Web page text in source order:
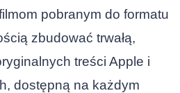
pobranym do formatu
zbudować trwałą,
treści Apple i
dostępną na każdym